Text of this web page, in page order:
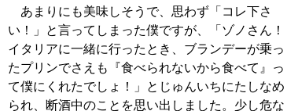
あまりにも美味しそうで、思わず「コレ下さ
い！」と言ってしまった僕ですが、「ゾノさん！
イタリアに一緒に行ったとき、ブランデーが乗っ
たプリンでさえも『食べられないから食べて』っ
て僕にくれたでしょ！」とじゅんいちにたしなめ
られ、断酒中のことを思い出しました。少し危な